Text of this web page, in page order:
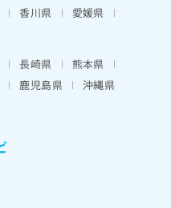
香川県
愛媛県
長崎県
熊本県
鹿児島県 沖縄県